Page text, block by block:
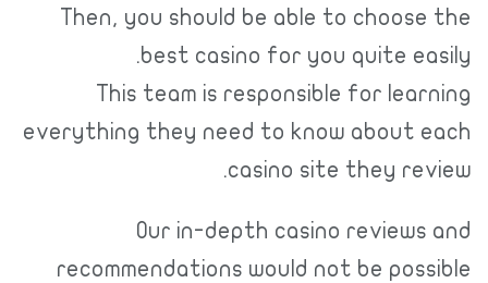
Then, you should be able to choose the
best casino for you quite easily.
This team is responsible for learning
everything they need to know about each
casino site they review.
Our in-depth casino reviews and
recommendations would not be possible